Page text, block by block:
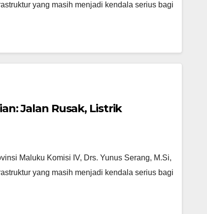
yang masih menjadi kendala serius bagi
Jalan Rusak, Listrik
Maluku Komisi IV, Drs. Yunus Serang, M.Si,
yang masih menjadi kendala serius bagi